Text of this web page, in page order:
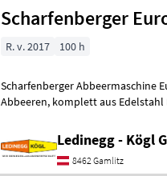
Scharfenberger
R. v. 2017 100 h
Scharfenberger Abbeermaschine
Abbeeren, komplett aus Edelstahl Beschreibung: Die Scharfenberger
Ledinegg - Kögl
8462 Gamlitz